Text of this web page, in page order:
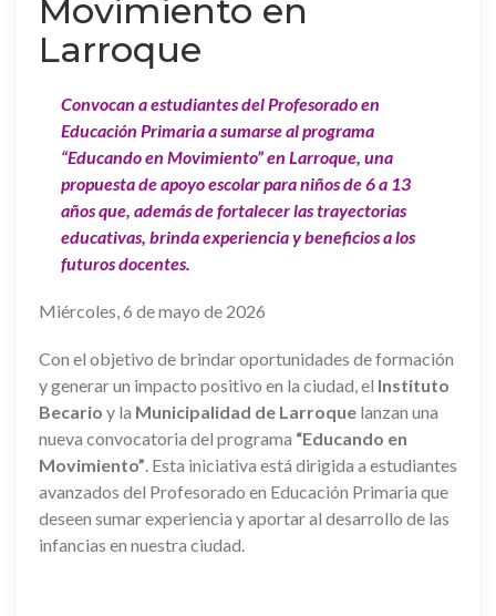
Movimiento en
Larroque
Convocan a estudiantes del Profesorado en
Educación Primaria a sumarse al programa
“Educando en Movimiento” en Larroque, una
propuesta de apoyo escolar para niños de 6 a 13
años que, además de fortalecer las trayectorias
educativas, brinda experiencia y beneficios a los
futuros docentes.
Miércoles, 6 de mayo de 2026
Con el objetivo de brindar oportunidades de formación
y generar un impacto positivo en la ciudad, el Instituto
Becario y la Municipalidad de Larroque lanzan una
nueva convocatoria del programa “Educando en
Movimiento”. Esta iniciativa está dirigida a estudiantes
avanzados del Profesorado en Educación Primaria que
deseen sumar experiencia y aportar al desarrollo de las
infancias en nuestra ciudad.